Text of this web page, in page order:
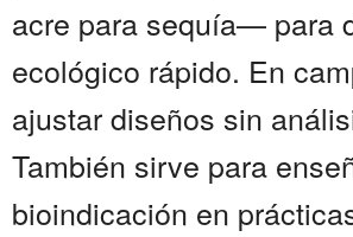
acre para sequía— para
ecológico rápido. En
ajustar diseños sin
También sirve para
bioindicación en